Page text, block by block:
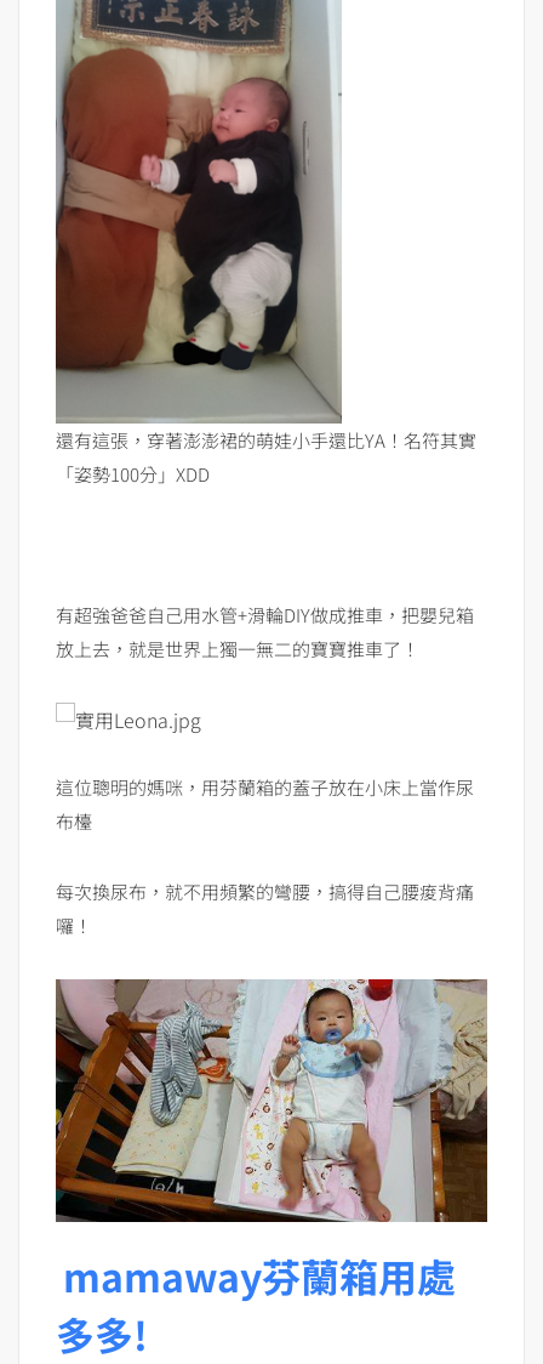
還有這張，穿著澎澎裙的萌娃小手還比YA！名符其實
「姿勢100分」XDD
有超強爸爸自己用水管+滑輪DIY做成推車，把嬰兒箱
放上去，就是世界上獨一無二的寶寶推車了！
這位聰明的媽咪，用芬蘭箱的蓋子放在小床上當作尿
布檯
每次換尿布，就不用頻繁的彎腰，搞得自己腰痠背痛
囉！
mamaway芬蘭箱用處
多多!